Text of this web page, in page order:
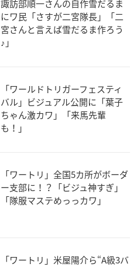
諏訪部順一さんの自作雪だるま
にワ民「さすが二宮隊長」「二
宮さんと言えば雪だるま作ろう
♪」
「ワールドトリガーフェスティ
バル」ビジュアル公開に「葉子
ちゃん激カワ」「来馬先輩
も！」
「ワートリ」全国5カ所がボーダ
ー支部に！？「ビジュ神すぎ」
「隊服マステめっっカワ」
「ワートリ」米屋陽介ら“A級3バ